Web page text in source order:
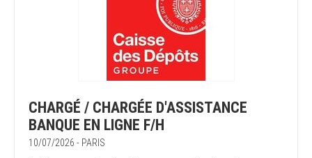
CHARGÉ / CHARGÉE D'ASSISTANCE
BANQUE EN LIGNE F/H
10/07/2026 - PARIS